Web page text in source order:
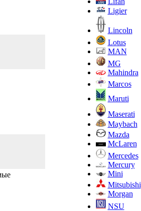
Ligier
Lincoln
Lotus
MAN
MG
Mahindra
Marcos
Maruti
Maserati
Maybach
Mazda
McLaren
Mercedes
Mercury
Mini
Mitsubishi
Morgan
NSU